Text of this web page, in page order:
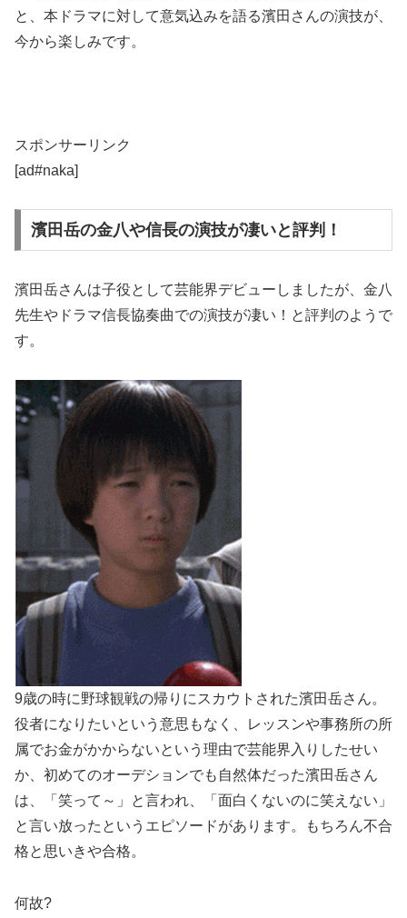
と、本ドラマに対して意気込みを語る濱田さんの演技が、
今から楽しみです。
スポンサーリンク
[ad#naka]
濱田岳の金八や信長の演技が凄いと評判！
濱田岳さんは子役として芸能界デビューしましたが、金八
先生やドラマ信長協奏曲での演技が凄い！と評判のようで
す。
9歳の時に野球観戦の帰りにスカウトされた濱田岳さん。
役者になりたいという意思もなく、レッスンや事務所の所
属でお金がかからないという理由で芸能界入りしたせい
か、初めてのオーデションでも自然体だった濱田岳さん
は、「笑って～」と言われ、「面白くないのに笑えない」
と言い放ったというエピソードがあります。もちろん不合
格と思いきや合格。
何故?